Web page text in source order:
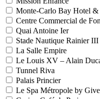
Monte-Carlo Bay Hotel &
Centre Commercial de
Quai Antoine Ier
Stade Nautique Rainier III
La Salle Empire
Le Louis XV – Alain
Tunnel Riva
Palais Princier
Le Spa Métropole by